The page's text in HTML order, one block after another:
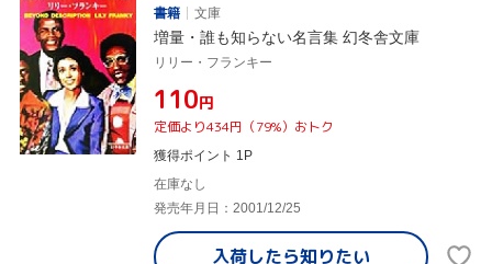
書籍
文庫
増量・誰も知らない名言集 幻冬舎文庫
リリー・フランキー
¥110円
定価より434円（79%）おトク
獲得ポイント 1P
在庫なし
発売年月日：2001/12/25
入荷したら知りたい